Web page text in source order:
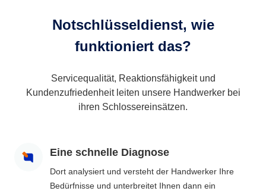
Notschlüsseldienst, wie
funktioniert das?
Servicequalität, Reaktionsfähigkeit und
Kundenzufriedenheit leiten unsere Handwerker bei
ihren Schlossereinsätzen.
Eine schnelle Diagnose
Dort analysiert und versteht der Handwerker Ihre
Bedürfnisse und unterbreitet Ihnen dann ein